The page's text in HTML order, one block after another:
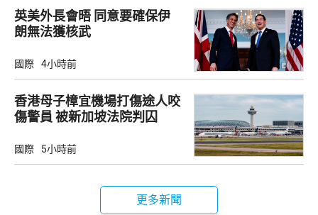
英美外長會晤 同意要確保伊
朗無法獲核武
國際 4小時前
香港母子樟宜機場打傷途人咬
傷警員 被新加坡法院判囚
國際 5小時前
更多新聞